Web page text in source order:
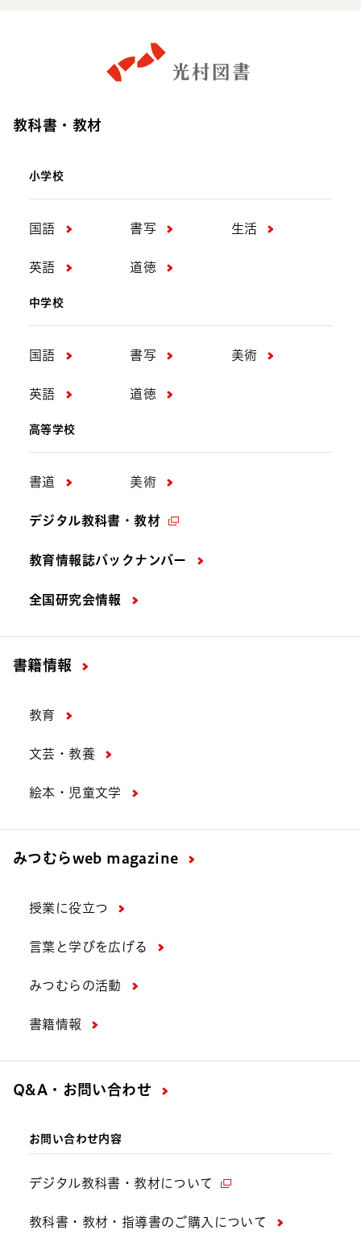
教科書・教材
小学校
国語 書写 生活
英語 道徳
中学校
国語 書写 美術
英語 道徳
高等学校
書道 美術
デジタル教科書・教材
教育情報誌バックナンバー
全国研究会情報
書籍情報
教育
文芸・教養
絵本・児童文学
みつむらweb magazine
授業に役立つ
言葉と学びを広げる
みつむらの活動
書籍情報
Q&A・お問い合わせ
お問い合わせ内容
デジタル教科書・教材について
教科書・教材・指導書のご購入について